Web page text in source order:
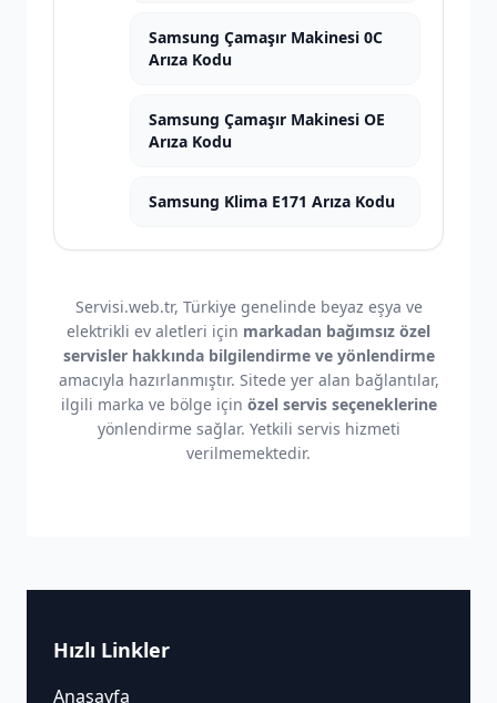
Samsung Çamaşır Makinesi 0C
Arıza Kodu
Samsung Çamaşır Makinesi OE
Arıza Kodu
Samsung Klima E171 Arıza Kodu
Servisi.web.tr, Türkiye genelinde beyaz eşya ve
elektrikli ev aletleri için markadan bağımsız özel
servisler hakkında bilgilendirme ve yönlendirme
amacıyla hazırlanmıştır. Sitede yer alan bağlantılar,
ilgili marka ve bölge için özel servis seçeneklerine
yönlendirme sağlar. Yetkili servis hizmeti
verilmemektedir.
Hızlı Linkler
Anasayfa